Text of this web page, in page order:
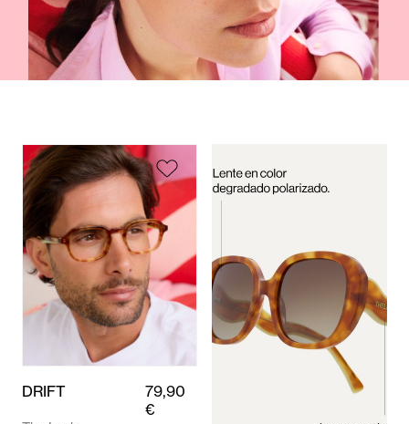
DRIFT
79,90
€